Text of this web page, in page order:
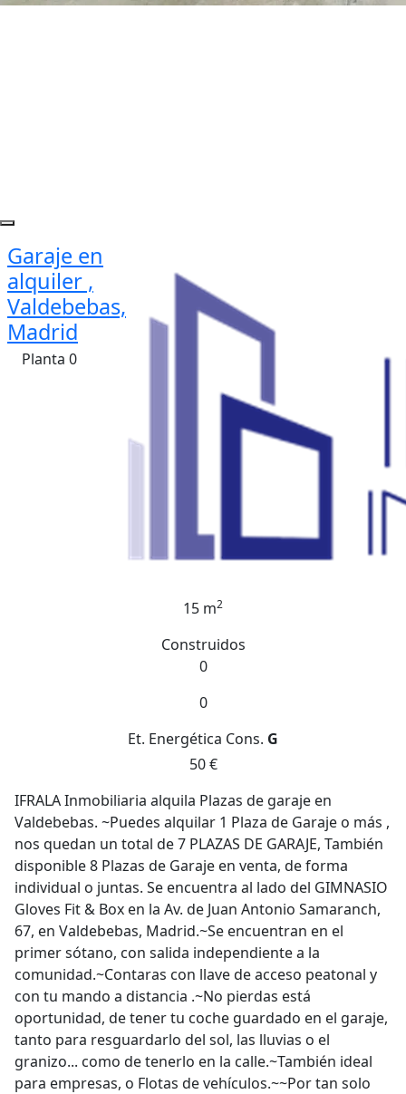
Garaje en
alquiler ,
Valdebebas,
Madrid
Planta 0
15 m2
Construidos
0
0
Et. Energética Cons. G
50 €
IFRALA Inmobiliaria alquila Plazas de garaje en
Valdebebas. ~Puedes alquilar 1 Plaza de Garaje o más ,
nos quedan un total de 7 PLAZAS DE GARAJE, También
disponible 8 Plazas de Garaje en venta, de forma
individual o juntas. Se encuentra al lado del GIMNASIO
Gloves Fit & Box en la Av. de Juan Antonio Samaranch,
67, en Valdebebas, Madrid.~Se encuentran en el
primer sótano, con salida independiente a la
comunidad.~Contaras con llave de acceso peatonal y
con tu mando a distancia .~No pierdas está
oportunidad, de tener tu coche guardado en el garaje,
tanto para resguardarlo del sol, las lluvias o el
granizo... como de tenerlo en la calle.~También ideal
para empresas, o Flotas de vehículos.~~Por tan solo